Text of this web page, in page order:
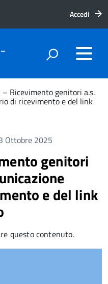
Accedi
– Ricevimento genitori a.s.
di ricevimento e del link
Ottobre 2025
genitori
e del link
questo contenuto.